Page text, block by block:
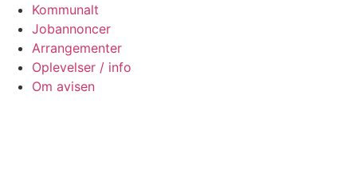
Kommunalt
Jobannoncer
Arrangementer
Oplevelser / info
Om avisen